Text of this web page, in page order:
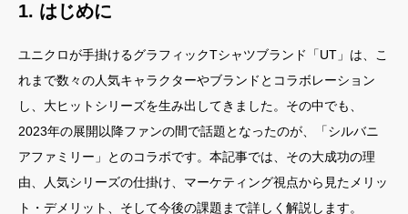
1. はじめに
ユニクロが手掛けるグラフィックTシャツブランド「UT」は、こ
れまで数々の人気キャラクターやブランドとコラボレーション
し、大ヒットシリーズを生み出してきました。その中でも、
2023年の展開以降ファンの間で話題となったのが、「シルバニ
アファミリー」とのコラボです。本記事では、その大成功の理
由、人気シリーズの仕掛け、マーケティング視点から見たメリッ
ト・デメリット、そして今後の課題まで詳しく解説します。